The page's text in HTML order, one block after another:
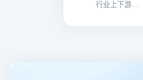
行业上下游